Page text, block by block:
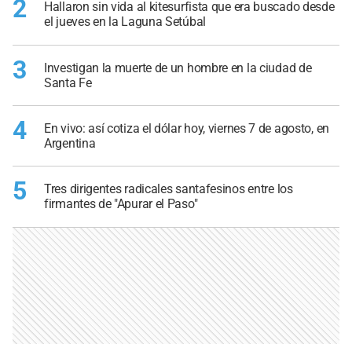
2
Hallaron sin vida al kitesurfista que era buscado desde
el jueves en la Laguna Setúbal
3
Investigan la muerte de un hombre en la ciudad de
Santa Fe
4
En vivo: así cotiza el dólar hoy, viernes 7 de agosto, en
Argentina
5
Tres dirigentes radicales santafesinos entre los
firmantes de "Apurar el Paso"